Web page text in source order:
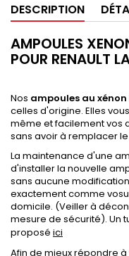
DESCRIPTION
AMPOULES
POUR RENAULT
Nos ampoules au xénon
celles d'origine. Elles
même et facilement vos
sans avoir à remplacer le
La maintenance d'une
d'installer la nouvelle
sans aucune
exactement comme
domicile. (Veiller à
mesure de sécurité). Un
proposé ici
Afin de mieux répondre